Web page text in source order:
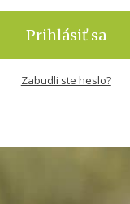
Prihlásiť sa
Zabudli ste heslo?